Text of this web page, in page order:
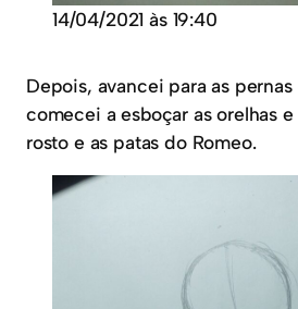
14/04/2021 às 19:40
Depois, avancei para as pernas
comecei a esboçar as orelhas
rosto e as patas do Romeo.